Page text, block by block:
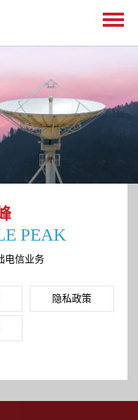
PEAK
电信业务
隐私政策